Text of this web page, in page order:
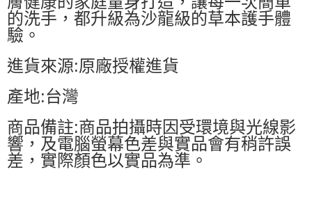
的洗手，都升級為沙龍級的草本護手體
驗。
進貨來源:原廠授權進貨
產地:台灣
商品備註:商品拍攝時因受環境與光線影
響，及電腦螢幕色差與實品會有稍許誤
差，實際顏色以實品為準。